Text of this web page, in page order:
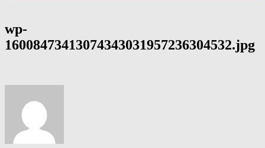
wp-
16008473413074343031957236304532.jpg